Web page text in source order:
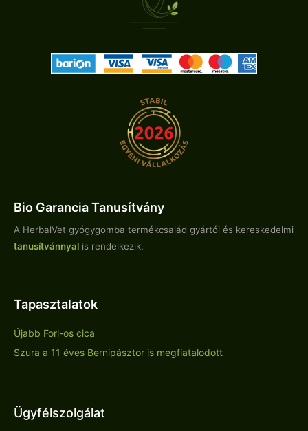
Bio Garancia Tanusítvány
A HerbalVet gyógygomba termékcsalád gyártói és kereskedelmi
tanusítvánnyal is rendelkezik.
Tapasztalatok
Újabb Forl-os cica
Szura a 11 éves Bernipásztor is megfiatalodott
Ügyfélszolgálat